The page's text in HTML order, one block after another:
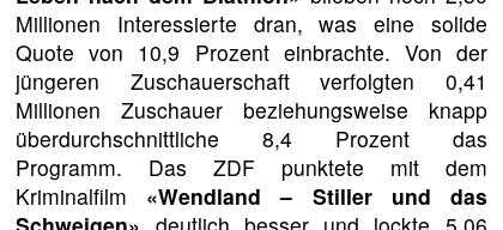
Millionen Interessierte dran, was eine solide
Quote von 10,9 Prozent einbrachte. Von der
jüngeren Zuschauerschaft verfolgten 0,41
Millionen Zuschauer beziehungsweise knapp
überdurchschnittliche 8,4 Prozent das
Programm. Das ZDF punktete mit dem
Kriminalfilm «Wendland – Stiller und das